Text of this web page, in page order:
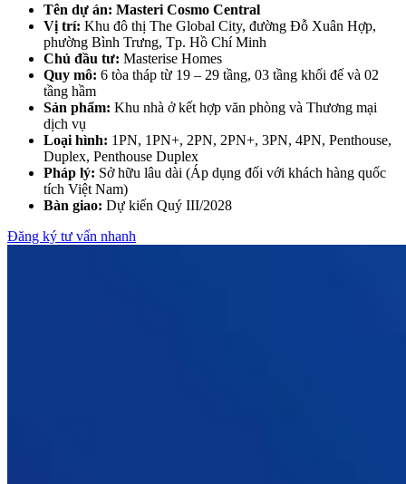
Tên dự án: Masteri Cosmo Central
Vị trí: Khu đô thị The Global City, đường Đỗ Xuân Hợp,
phường Bình Trưng, Tp. Hồ Chí Minh
Chủ đầu tư: Masterise Homes
Quy mô: 6 tòa tháp từ 19 – 29 tầng, 03 tầng khối đế và 02
tầng hầm
Sản phẩm: Khu nhà ở kết hợp văn phòng và Thương mại
dịch vụ
Loại hình: 1PN, 1PN+, 2PN, 2PN+, 3PN, 4PN, Penthouse,
Duplex, Penthouse Duplex
Pháp lý: Sở hữu lâu dài (Áp dụng đối với khách hàng quốc
tích Việt Nam)
Bàn giao: Dự kiến Quý III/2028
Đăng ký tư vấn nhanh